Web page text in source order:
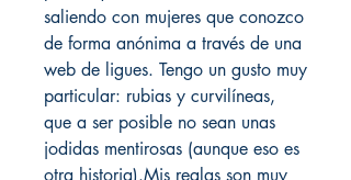
saliendo con mujeres que conozco
de forma anónima a través de una
web de ligues. Tengo un gusto muy
particular: rubias y curvilíneas,
que a ser posible no sean unas
jodidas mentirosas (aunque eso es
otra historia).Mis reglas son muy